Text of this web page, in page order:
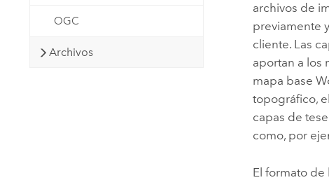
OGC
Archivos
archivos de
previamente
cliente. Las
aportan a los
mapa base
topográfico,
capas de
como, por
El formato